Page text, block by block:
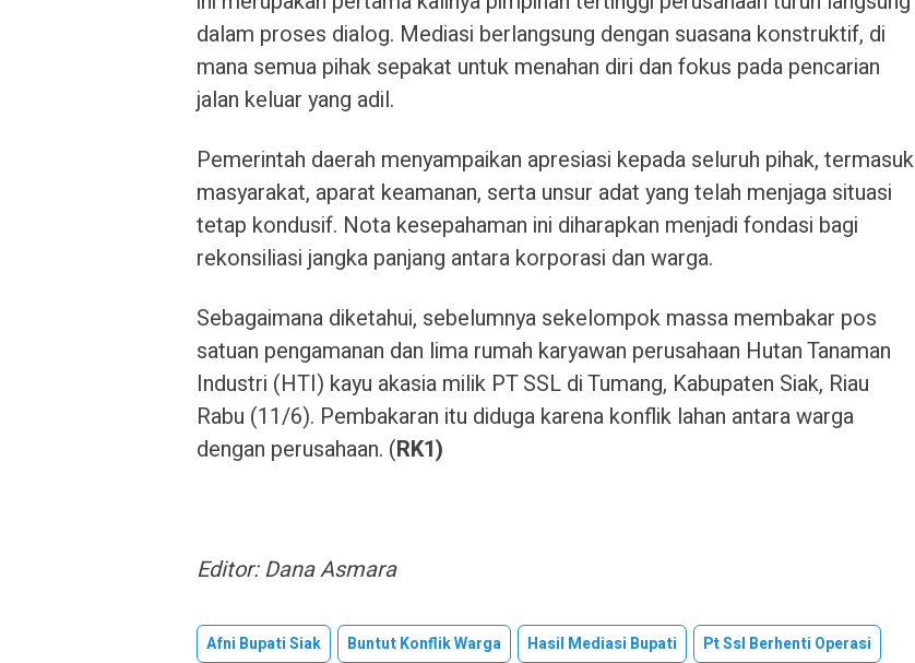
dalam proses dialog. Mediasi berlangsung dengan suasana konstruktif, di
mana semua pihak sepakat untuk menahan diri dan fokus pada pencarian
jalan keluar yang adil.
Pemerintah daerah menyampaikan apresiasi kepada seluruh pihak, termasuk
masyarakat, aparat keamanan, serta unsur adat yang telah menjaga situasi
tetap kondusif. Nota kesepahaman ini diharapkan menjadi fondasi bagi
rekonsiliasi jangka panjang antara korporasi dan warga.
Sebagaimana diketahui, sebelumnya sekelompok massa membakar pos
satuan pengamanan dan lima rumah karyawan perusahaan Hutan Tanaman
Industri (HTI) kayu akasia milik PT SSL di Tumang, Kabupaten Siak, Riau
Rabu (11/6). Pembakaran itu diduga karena konflik lahan antara warga
dengan perusahaan. (RK1)
Editor: Dana Asmara
Afni Bupati Siak Buntut Konflik Warga Hasil Mediasi Bupati Pt Ssl Berhenti Operasi